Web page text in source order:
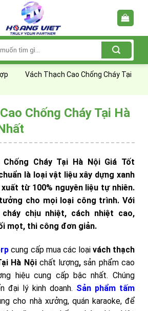
Vách Thạch Cao Chống Cháy Tại
Chống Cháy Tại Hà
Chống Cháy Tại Hà Nội Giá Tốt
là loại vật liệu xây dựng xanh
từ 100% nguyên liệu tự nhiên.
cho mọi loại công trình. Với
chịu nhiệt, cách nhiệt cao,
mọt, thi công đơn giản.
cung cấp mua các loại vách thạch
Hà Nội chất lượng, sản phẩm cao
hiệu cung cấp bậc nhất. Chúng
đại lý kinh doanh. Sản phẩm tấm
cho nhà xưởng, quán karaoke, để